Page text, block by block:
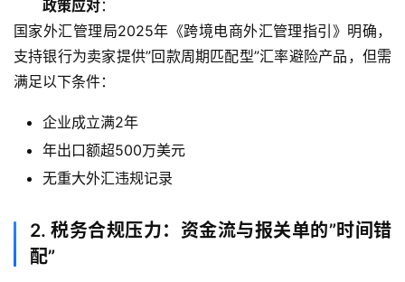
政策应对：
国家外汇管理局2025年《跨境电商外汇管理指引》明确，
支持银行为卖家提供”回款周期匹配型”汇率避险产品，但需
满足以下条件：
企业成立满2年
年出口额超500万美元
无重大外汇违规记录
2. 税务合规压力：资金流与报关单的”时间错
配”